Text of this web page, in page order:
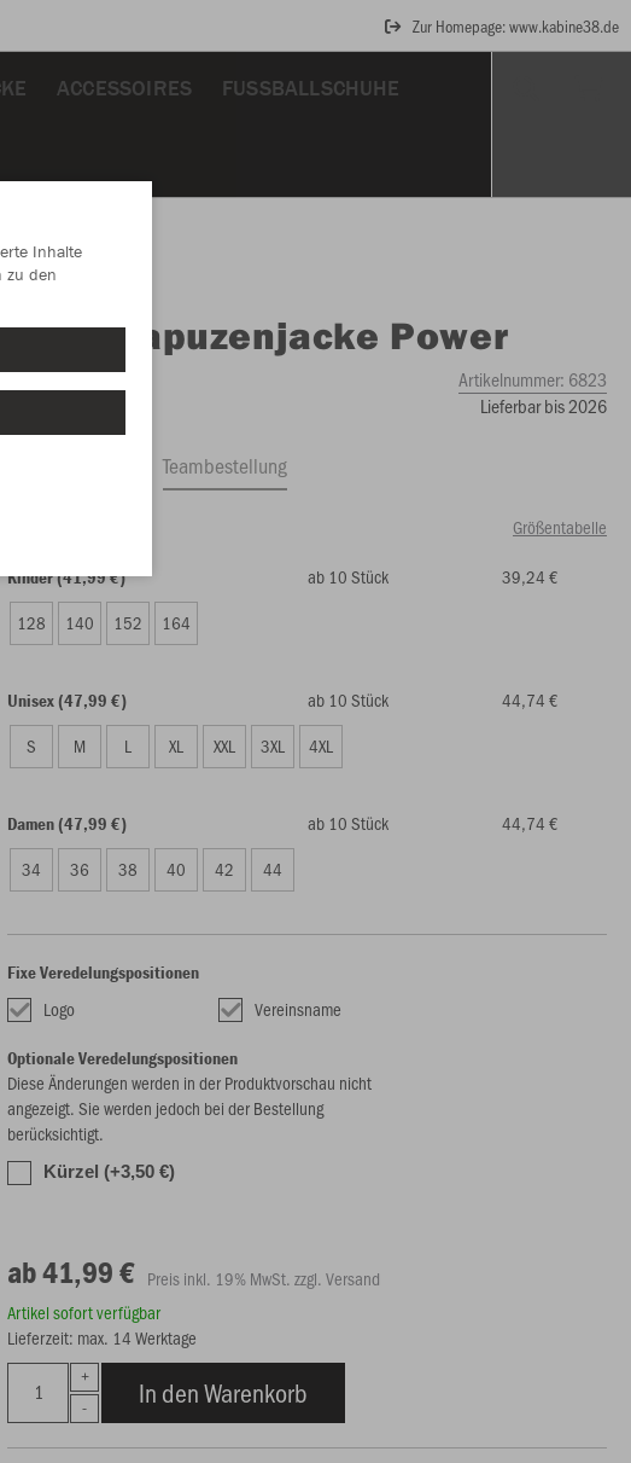
Zur Homepage: www.kabine38.de
ACCESSOIRES FUSSBALLSCHUHE
JAKO Kapuzenjacke Power
Artikelnummer: 6823
Lieferbar bis 2026
Teambestellung
Größentabelle
Kinder (41,99 €) ab 10 Stück
39,24 €
128
140 152 164
Unisex (47,99 €) ab 10 Stück
44,74 €
S
M L XL XXL 3XL 4XL
Damen (47,99 €) ab 10 Stück
44,74 €
34
36 38 40 42 44
Fixe Veredelungspositionen
Logo Vereinsname
Optionale Veredelungspositionen
Diese Änderungen werden in der Produktvorschau nicht
angezeigt. Sie werden jedoch bei der Bestellung
berücksichtigt.
Kürzel (+3,50 €)
ab 41,99 € Preis inkl. 19% MwSt. zzgl. Versand
Artikel sofort verfügbar
Lieferzeit: max. 14 Werktage
In den Warenkorb
Inhalte
zu den